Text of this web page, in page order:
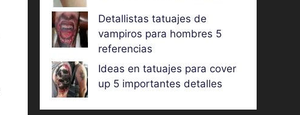
Detallistas tatuajes de
vampiros para hombres 5
referencias
Ideas en tatuajes para cover
up 5 importantes detalles